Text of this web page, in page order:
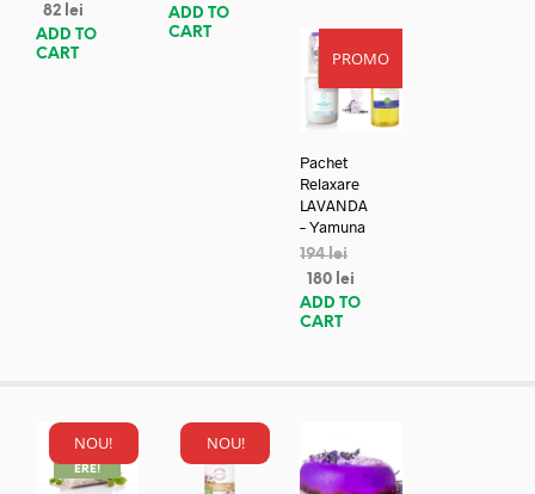
82 lei
ADD TO
CART
ADD TO
CART
PROMO
REDUC
Pachet
Relaxare
LAVANDA
– Yamuna
194lei
180 lei
ADD TO
CART
NOU!
REDUC
ERE!
NOU!